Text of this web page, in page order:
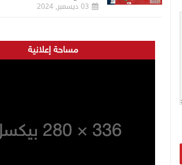
03 ديسمبر, 2024